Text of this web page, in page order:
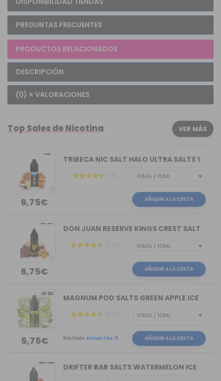
PREGUNTAS FRECUENTES
PRODUCTOS RELACIONADOS
DESCRIPCIÓN
(0) ⭐ VALORACIONES
Top Sales de Nicotina VER MÁS
6,75€
TRIBECA NIC SALT HALO ULTRA SALTS 10M...
(41)
AÑADIR A LA CESTA
6,75€
DON JUAN RESERVE KINGS CREST SALTS 10ML
(124)
AÑADIR A LA CESTA
5,75€
MAGNUM POD SALTS GREEN APPLE ICE 10ML
(102)
Recíbelo el martes 11 AÑADIR A LA CESTA
DRIFTER BAR SALTS WATERMELON ICE JUIC...